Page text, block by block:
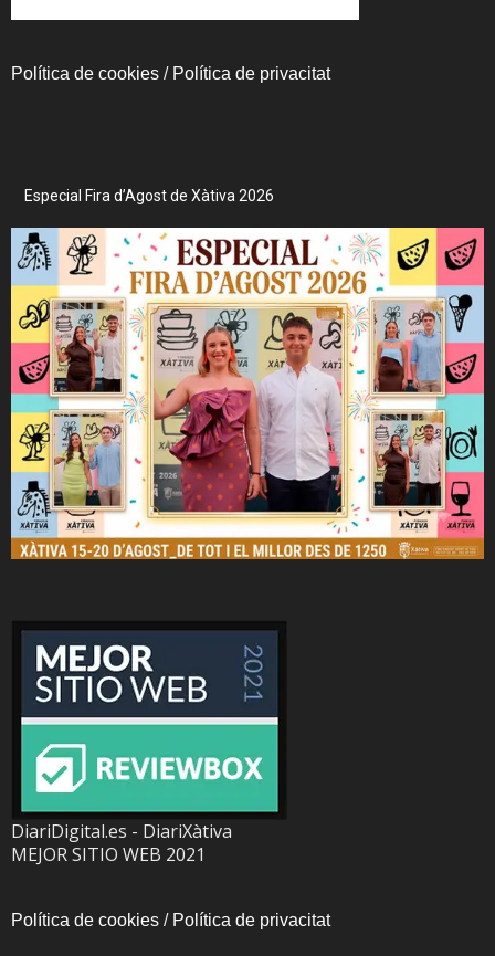
Política de cookies / Política de privacitat
Especial Fira d’Agost de Xàtiva 2026
DiariDigital.es - DiariXàtiva
MEJOR SITIO WEB 2021
Política de cookies / Política de privacitat